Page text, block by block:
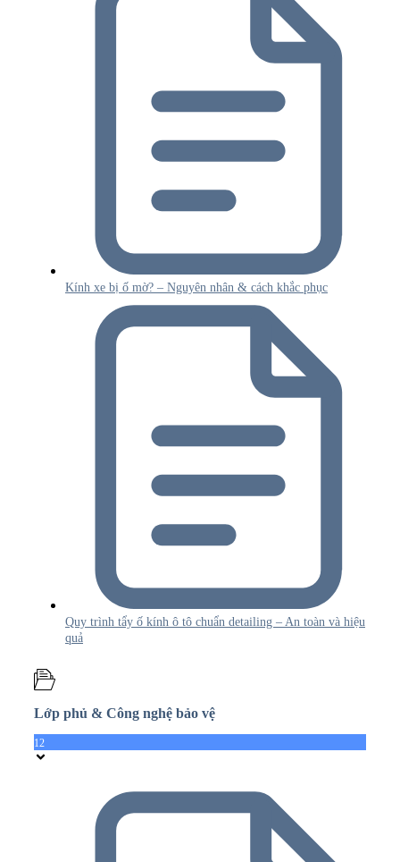
Kính xe bị ố mờ? – Nguyên nhân & cách khắc phục
Quy trình tẩy ố kính ô tô chuẩn detailing – An toàn và hiệu
quả
Lớp phủ & Công nghệ bảo vệ
12